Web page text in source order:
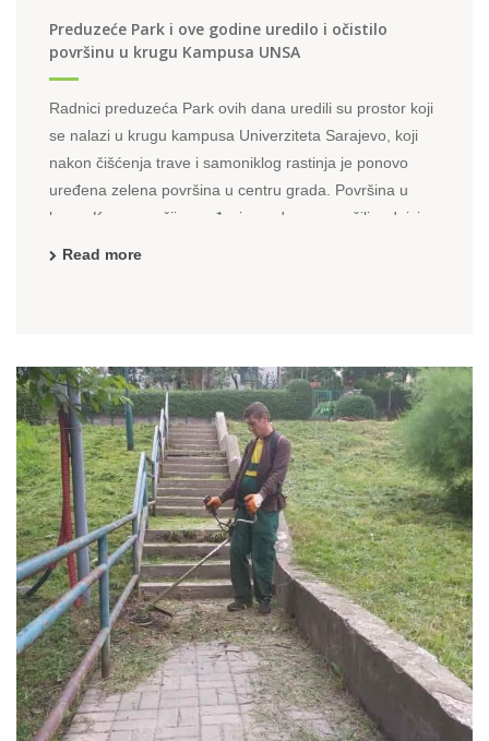
Preduzeće Park i ove godine uredilo i očistilo
površinu u krugu Kampusa UNSA
Radnici preduzeća Park ovih dana uredili su prostor koji
se nalazi u krugu kampusa Univerziteta Sarajevo, koji
nakon čišćenja trave i samoniklog rastinja je ponovo
uređena zelena površina u centru grada. Površina u
krugu Kampusa čije uređenje su danas završili radnici
Read more